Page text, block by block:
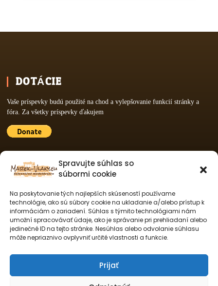
Spravujte súhlas so
súbormi cookie
Na poskytovanie tých najlepších skúseností používame
technológie, ako sú súbory cookie na ukladanie a/alebo prístup k
informáciám o zariadení. Súhlas s týmito technológiami nám
umožní spracovávať údaje, ako je správanie pri prehliadaní alebo
jedinečné ID na tejto stránke. Nesúhlas alebo odvolanie súhlasu
môže nepriaznivo ovplyvniť určité vlastnosti a funkcie.
Prijať
DOTÁCIE
Vaše príspevky budú použité na chod a vylepšovanie funkcií stránky a
fóra. Za všetky príspevky ďakujem
PARTNERY WEBU
Netbis s.r.o.
NF modely
SOCIÁLNE MÉDIÁ